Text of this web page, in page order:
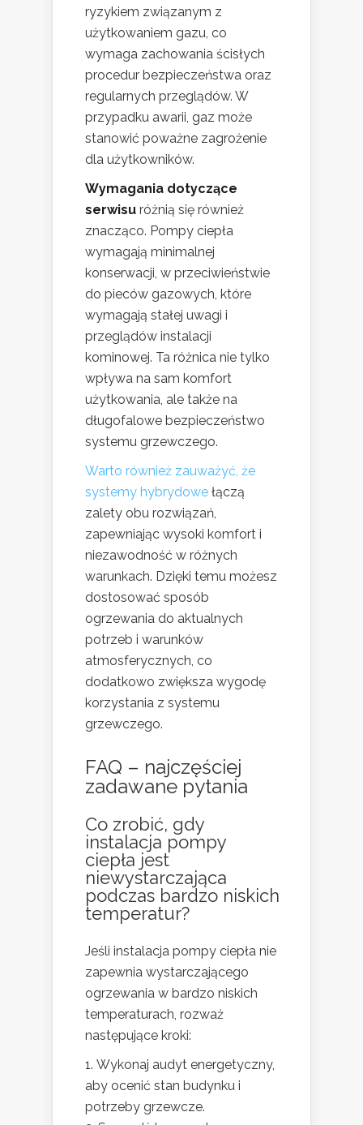
ryzykiem związanym z
użytkowaniem gazu, co
wymaga zachowania ścisłych
procedur bezpieczeństwa oraz
regularnych przeglądów. W
przypadku awarii, gaz może
stanowić poważne zagrożenie
dla użytkowników.
Wymagania dotyczące
serwisu różnią się również
znacząco. Pompy ciepła
wymagają minimalnej
konserwacji, w przeciwieństwie
do pieców gazowych, które
wymagają stałej uwagi i
przeglądów instalacji
kominowej. Ta różnica nie tylko
wpływa na sam komfort
użytkowania, ale także na
długofalowe bezpieczeństwo
systemu grzewczego.
Warto również zauważyć, że
systemy hybrydowe łączą
zalety obu rozwiązań,
zapewniając wysoki komfort i
niezawodność w różnych
warunkach. Dzięki temu możesz
dostosować sposób
ogrzewania do aktualnych
potrzeb i warunków
atmosferycznych, co
dodatkowo zwiększa wygodę
korzystania z systemu
grzewczego.
FAQ – najczęściej
zadawane pytania
Co zrobić, gdy
instalacja pompy
ciepła jest
niewystarczająca
podczas bardzo niskich
temperatur?
Jeśli instalacja pompy ciepła nie
zapewnia wystarczającego
ogrzewania w bardzo niskich
temperaturach, rozważ
następujące kroki:
Wykonaj audyt energetyczny,
aby ocenić stan budynku i
potrzeby grzewcze.